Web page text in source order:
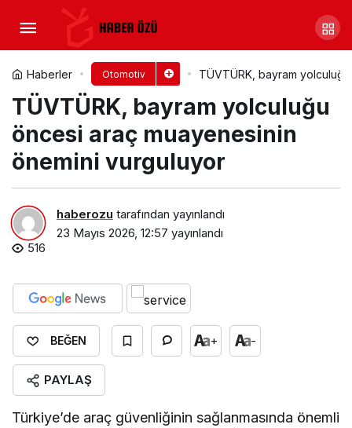
Haberler Otomotiv TÜVTÜRK, bayram
TÜVTÜRK, bayram yolculuğu
öncesi araç muayenesinin
önemini vurguluyor
haberozu tarafından yayınlandı
23 Mayıs 2026, 12:57 yayınlandı
516
BEĞEN + -
PAYLAŞ
Türkiye’de araç güvenliğinin sağlanmasında önemli
Foton Tunland Türkiye’yi
Dolaşacak
Yorum Yap